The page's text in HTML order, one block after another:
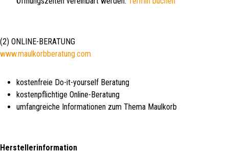
(2) ONLINE-BERATUNG
www.maulkorbberatung.com
kostenfreie Do-it-yourself Beratung
kostenpflichtige Online-Beratung
umfangreiche Informationen zum Thema Maulkorb
Herstellerinformation